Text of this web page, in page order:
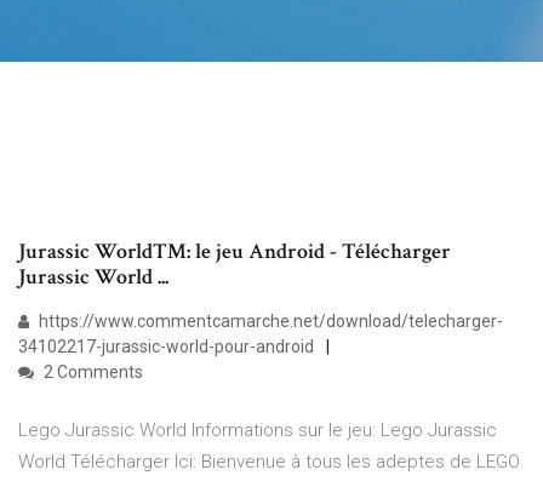
Jurassic World™: le jeu Android - Télécharger
Jurassic World ...
https://www.commentcamarche.net/download/telecharger-
34102217-jurassic-world-pour-android
2 Comments
Lego Jurassic World Informations sur le jeu: Lego Jurassic
World Télécharger Ici: Bienvenue à tous les adeptes de LEGO